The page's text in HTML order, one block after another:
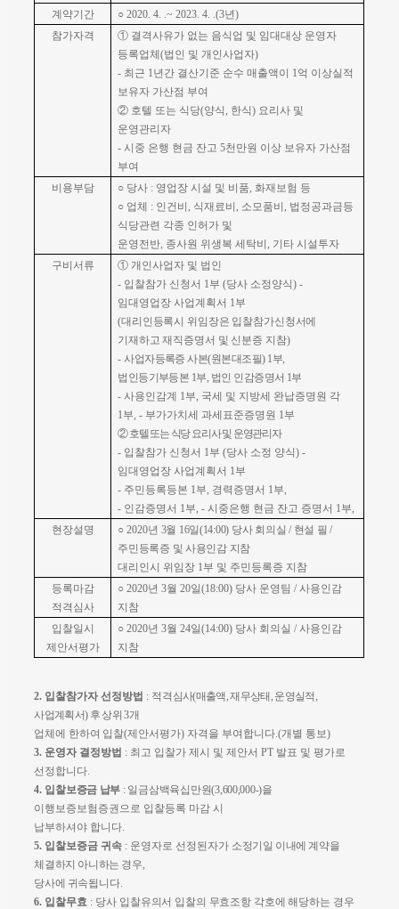
계약기간
○2020. 4. .~ 2023. 4. .(3년)
참가자격
① 결격사유가 없는 음식업 및 임대대상 운영자
등록업체(법인 및 개인사업자)
- 최근 1 년간 결산기준 순수 매출액이 1 억 이상실적
보유자 가산점 부여
② 호텔 또는 식당(양식 한식) 요리사 및
운영관리자
-시중 은행 현금 잔고5천만원 이상 보유자 가산점
부여
비용부담
○ 당사 : 영업장 시설 및 비품 화재보험 등
○ 업체 : 인건비 식재료비 소모품비
법정공과금등
식당관련 각종 인허가 및
운영전반 종사원 위생복 세탁비
기타 시설투자
구비서류
① 개인사업자 및 법인
- 입찰참가 신청서 1 부(당사 소정양식) -
임대영업장 사업계획서 1 부
(대리인등록시 위임장은 입찰참가신청서에
기재하고 재직증명서 및 신분증 지참)
- 사업자등록증 사본(원본대조필) 1 부
법인등기부등본 1부 법인 인감증명서 1부
- 사용인감계 1 부 국세 및 지방세 완납증명원 각
1 부 , - 부가가치세 과세표준증명원 1 부
②호텔 또는 식당 요리사 및 운영관리자
- 입찰참가 신청서 1 부(당사 소정 양식) -
임대영업장 사업계획서 1 부
- 주민등록등본 1 부 경력증명서 1 부
- 인감증명서 1 부 , -시중은행 현금 잔고 증명서 1 부
현장설명
○2020년 3월 16일(14:00) 당사 회의실/ 현설 필/
주민등록증 및 사용인감 지참
대리인시 위임장 1 부 및 주민등록증 지참
등록마감
적격심사
○2020년3월 20일(18:00) 당사 운영팀/ 사용인감
지참
입찰일시
제안서평가
○2020년3월 24일(14:00) 당사 회의실/ 사용인감
지참
2. 입찰참가자 선정방법 : 적 격심사(매출액 ,재무상태 운영실적
사업계획서) 후 상위3개
업체에 한하여 입찰(제안서평가) 자격을 부여합니다.(개별 통보)
3. 운영자 결정방법 : 최고 입찰가 제시 및 제안서PT 발표 및 평가로
선정합니다
4. 입찰보증금 납부 : 일금삼백육십만원(3,600,000-)을
이행보증보험증권으로 입찰등록 마감 시
납부하셔야 합니다
5. 입찰보증금 귀속 : 운영자로 선정된자가 소정기일 이내에 계약을
체결하지 아니하는 경우
당사에 귀속됩니다.
6. 입찰무효 : 당사 입찰유의서 입찰의 무효조항 각호에 해당하는 경우